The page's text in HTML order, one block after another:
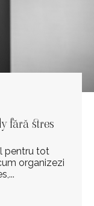
fără stres
pentru tot
organizezi